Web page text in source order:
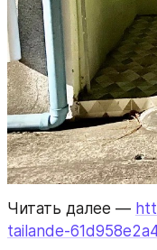
Читать далее —
tailande-